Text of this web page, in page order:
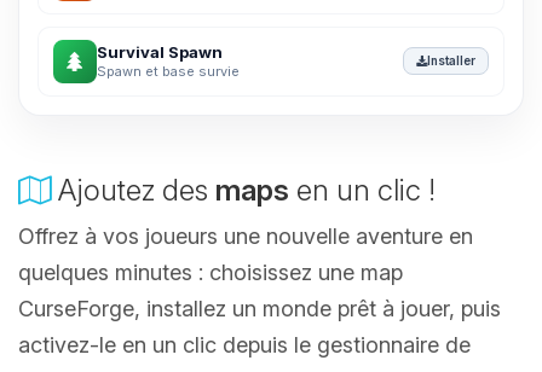
Survival Spawn
Spawn et base survie
Installer
Ajoutez des maps en un clic !
Offrez à vos joueurs une nouvelle aventure en
quelques minutes : choisissez une map
CurseForge, installez un monde prêt à jouer, puis
activez-le en un clic depuis le gestionnaire de